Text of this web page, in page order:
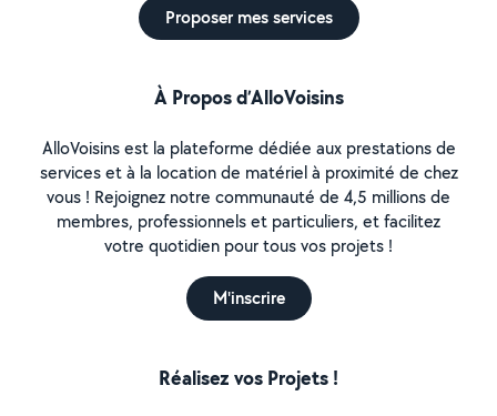
Proposer mes services
À Propos d’AlloVoisins
AlloVoisins est la plateforme dédiée aux prestations de
services et à la location de matériel à proximité de chez
vous ! Rejoignez notre communauté de 4,5 millions de
membres, professionnels et particuliers, et facilitez
votre quotidien pour tous vos projets !
M'inscrire
Réalisez vos Projets !